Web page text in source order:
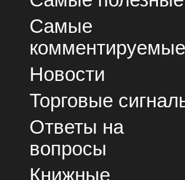
Самые
комментируемые
Новости
Торговые
Ответы на
вопросы
Книжные